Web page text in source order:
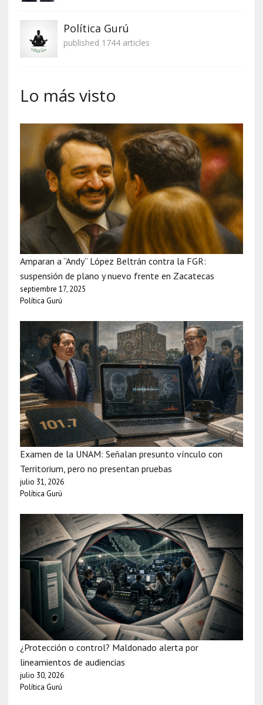
Política Gurú
published 1744 articles
Lo más visto
Amparan a “Andy” López Beltrán contra la FGR:
suspensión de plano y nuevo frente en Zacatecas
septiembre 17, 2025
Política Gurú
Examen de la UNAM: Señalan presunto vínculo con
Territorium, pero no presentan pruebas
julio 31, 2026
Política Gurú
¿Protección o control? Maldonado alerta por
lineamientos de audiencias
julio 30, 2026
Política Gurú